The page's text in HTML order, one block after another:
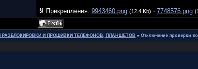
Прикрепления: 9943460.png (12.4 Kb) · 7748576.png
РАЗБЛОКИРОВКИ И ПРОШИВКИ ТЕЛЕФОНОВ, ПЛАНШЕТОВ » Отключение проверки